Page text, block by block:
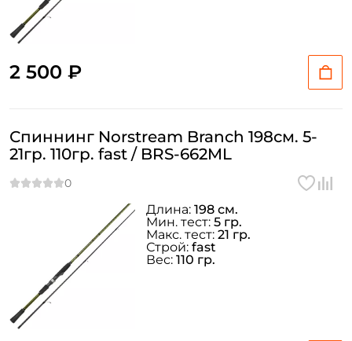
2 500 ₽
Спиннинг Norstream Branch 198см. 5-
21гр. 110гр. fast / BRS-662ML
Длина: 198 см.
Мин. тест: 5 гр.
Макс. тест: 21 гр.
Строй: fast
Вес: 110 гр.